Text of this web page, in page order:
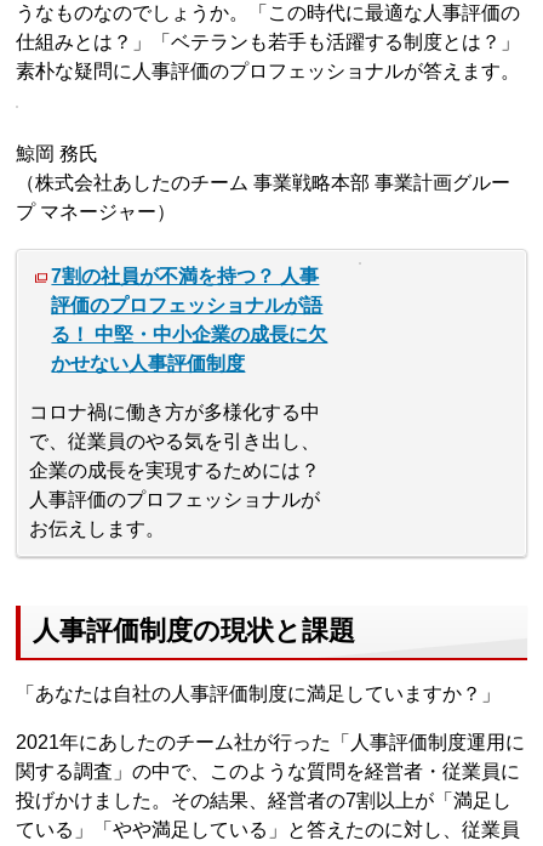
うなものなのでしょうか。「この時代に最適な人事評価の
仕組みとは？」「ベテランも若手も活躍する制度とは？」
素朴な疑問に人事評価のプロフェッショナルが答えます。
鯨岡 務氏
（株式会社あしたのチーム 事業戦略本部 事業計画グルー
プ マネージャー）
7割の社員が不満を持つ？ 人事
評価のプロフェッショナルが語
る！ 中堅・中小企業の成長に欠
かせない人事評価制度
コロナ禍に働き方が多様化する中
で、従業員のやる気を引き出し、
企業の成長を実現するためには？
人事評価のプロフェッショナルが
お伝えします。
人事評価制度の現状と課題
「あなたは自社の人事評価制度に満足していますか？」
2021年にあしたのチーム社が行った「人事評価制度運用に
関する調査」の中で、このような質問を経営者・従業員に
投げかけました。その結果、経営者の7割以上が「満足し
ている」「やや満足している」と答えたのに対し、従業員